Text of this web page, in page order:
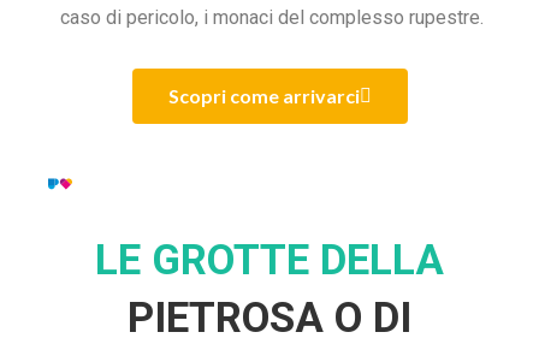
caso di pericolo, i monaci del complesso rupestre.
Scopri come arrivarci
LE GROTTE DELLA
PIETROSA O DI